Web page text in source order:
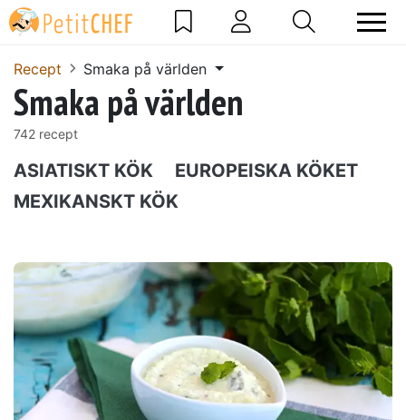
Recept Smaka på världen
Smaka på världen
742 recept
ASIATISKT KÖK
EUROPEISKA KÖKET
MEXIKANSKT KÖK